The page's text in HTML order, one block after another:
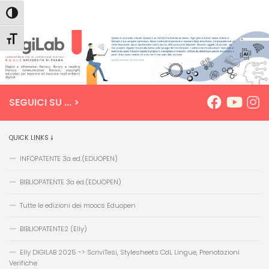
Salta
contenuto
Passa
alla
navigazione
Mappa
del
sito
Attiva/disattiva alto contrasto
Attiva/disattiva dimensione testo
Salta al contenuto
Dipartimento D.U.S.I.C. DigiLab
SEGUICI SU ... >
QUICK LINKS 🠗
INFOPATENTE 3a ed.(EDUOPEN)
BIBLIOPATENTE 3a ed.(EDUOPEN)
Tutte le edizioni dei moocs Eduopen
BIBLIOPATENTE2 (Elly)
Elly DIGILAB 2025 -> ScriviTesi, Stylesheets CdL Lingue, Prenotazioni
Verifiche